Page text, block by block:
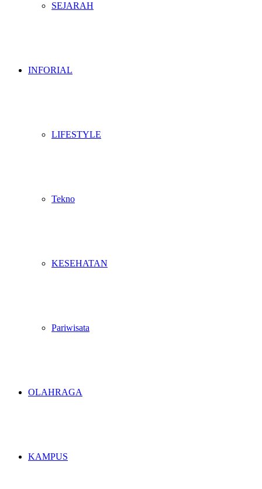
SEJARAH
INFORIAL
LIFESTYLE
Tekno
KESEHATAN
Pariwisata
OLAHRAGA
KAMPUS